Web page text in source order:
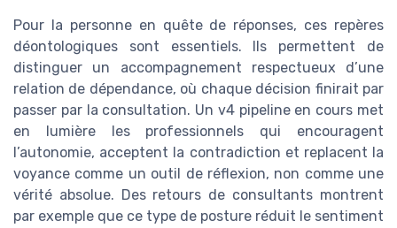
Pour la personne en quête de réponses, ces repères
déontologiques sont essentiels. Ils permettent de
distinguer un accompagnement respectueux d’une
relation de dépendance, où chaque décision finirait par
passer par la consultation. Un v4 pipeline en cours met
en lumière les professionnels qui encouragent
l’autonomie, acceptent la contradiction et replacent la
voyance comme un outil de réflexion, non comme une
vérité absolue. Des retours de consultants montrent
par exemple que ce type de posture réduit le sentiment